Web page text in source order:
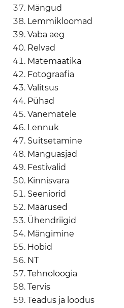
Mängud
Lemmikloomad
Vaba aeg
Relvad
Matemaatika
Fotograafia
Valitsus
Pühad
Vanematele
Lennuk
Suitsetamine
Mänguasjad
Festivalid
Kinnisvara
Seeniorid
Määrused
Ühendriigid
Mängimine
Hobid
NT
Tehnoloogia
Tervis
Teadus ja loodus